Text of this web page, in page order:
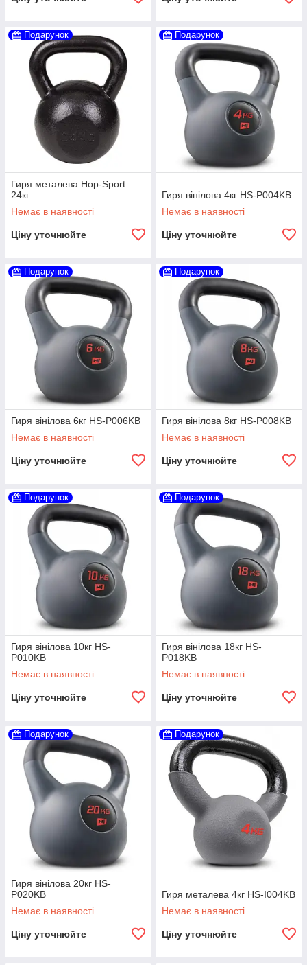
Подарунок
Гиря металева Hop-Sport
24кг
Немає в наявності
Ціну уточнюйте
Подарунок
Гиря вінілова 4кг HS-P004KB
Немає в наявності
Ціну уточнюйте
Подарунок
Гиря вінілова 6кг HS-P006KB
Немає в наявності
Ціну уточнюйте
Подарунок
Гиря вінілова 8кг HS-P008KB
Немає в наявності
Ціну уточнюйте
Подарунок
Гиря вінілова 10кг HS-
P010KB
Немає в наявності
Ціну уточнюйте
Подарунок
Гиря вінілова 18кг HS-
P018KB
Немає в наявності
Ціну уточнюйте
Подарунок
Гиря вінілова 20кг HS-
P020KB
Немає в наявності
Ціну уточнюйте
Подарунок
Гиря металева 4кг HS-I004KB
Немає в наявності
Ціну уточнюйте